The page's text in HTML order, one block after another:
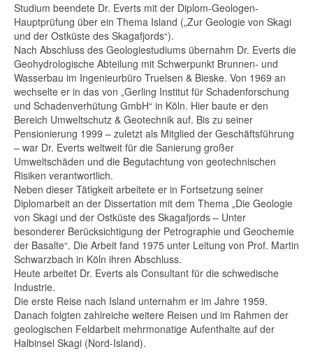
Studium beendete Dr. Everts mit der Diplom-Geologen-
Hauptprüfung über ein Thema Island („Zur Geologie von Skagi
und der Ostküste des Skagafjords“).
Nach Abschluss des Geologiestudiums übernahm Dr. Everts die
Geohydrologische Abteilung mit Schwerpunkt Brunnen- und
Wasserbau im Ingenieurbüro Truelsen & Bieske. Von 1969 an
wechselte er in das von „Gerling Institut für Schadenforschung
und Schadenverhütung GmbH“ in Köln. Hier baute er den
Bereich Umweltschutz & Geotechnik auf. Bis zu seiner
Pensionierung 1999 – zuletzt als Mitglied der Geschäftsführung
– war Dr. Everts weltweit für die Sanierung großer
Umweltschäden und die Begutachtung von geotechnischen
Risiken verantwortlich.
Neben dieser Tätigkeit arbeitete er in Fortsetzung seiner
Diplomarbeit an der Dissertation mit dem Thema „Die Geologie
von Skagi und der Ostküste des Skagafjords – Unter
besonderer Berücksichtigung der Petrographie und Geochemie
der Basalte“. Die Arbeit fand 1975 unter Leitung von Prof. Martin
Schwarzbach in Köln ihren Abschluss.
Heute arbeitet Dr. Everts als Consultant für die schwedische
Industrie.
Die erste Reise nach Island unternahm er im Jahre 1959.
Danach folgten zahlreiche weitere Reisen und im Rahmen der
geologischen Feldarbeit mehrmonatige Aufenthalte auf der
Halbinsel Skagi (Nord-Island).